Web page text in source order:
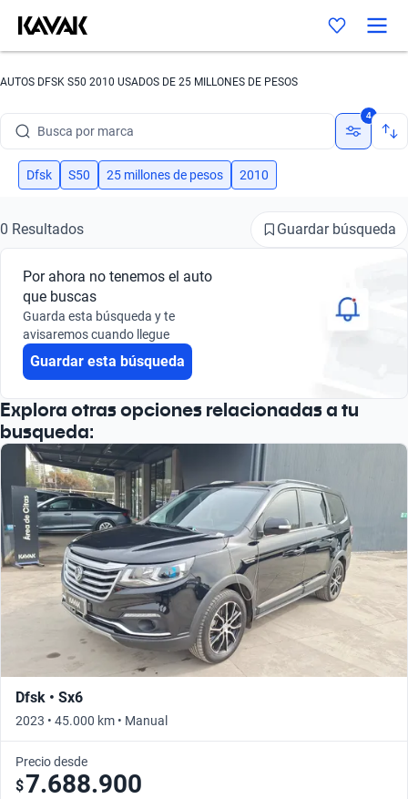
AUTOS DFSK S50 2010 USADOS DE 25 MILLONES DE PESOS
Busca por marca
Busca por modelo
Busca por año
Busca por marca
Busca por modelo
Busca por año
4
Dfsk S50 25 millones de pesos 2010
0 Resultados Guardar búsqueda
Por ahora no tenemos el auto
que buscas
Guarda esta búsqueda y te
avisaremos cuando llegue
Guardar esta búsqueda
Explora otras opciones relacionadas a tu
busqueda:
Dfsk • Sx6
2023 • 45.000 km • Manual
Precio desde
$7.688.900